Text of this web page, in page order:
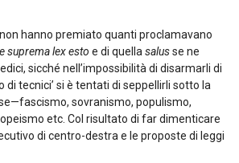
hanno premiato quanti proclamavano
suprema lex esto e di quellasalusse ne
sicché nell’impossibilità di disarmarli di
di tecnici’ si è tentati di seppellirli sotto la
sovranismo, populismo,
etc. Col risultato di far dimenticare
di centro-destra e le proposte di leggi